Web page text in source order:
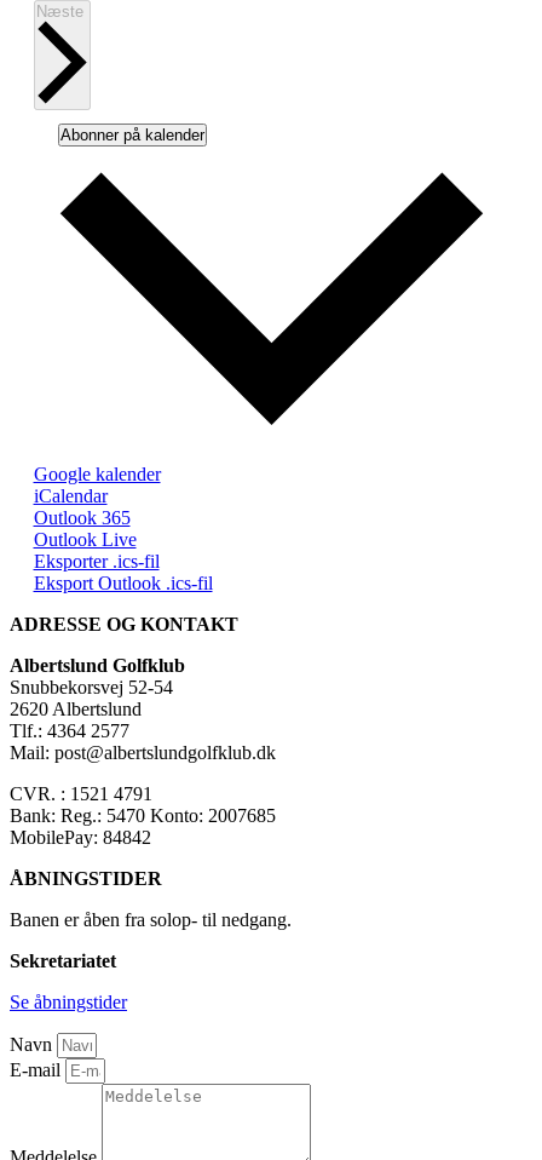
Næste
Abonner på kalender
Google kalender
iCalendar
Outlook 365
Outlook Live
Eksporter .ics-fil
Eksport Outlook .ics-fil
ADRESSE OG KONTAKT
Albertslund Golfklub
Snubbekorsvej 52-54
2620 Albertslund
Tlf.: 4364 2577
Mail: post@albertslundgolfklub.dk
CVR. : 1521 4791
Bank: Reg.: 5470 Konto: 2007685
MobilePay: 84842
ÅBNINGSTIDER
Banen er åben fra solop- til nedgang.
Sekretariatet
Se åbningstider
Navn
E-mail